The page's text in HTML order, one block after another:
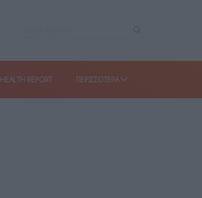
HEALTH REPORT ΠΕΡΙΣΣΌΤΕΡΑ